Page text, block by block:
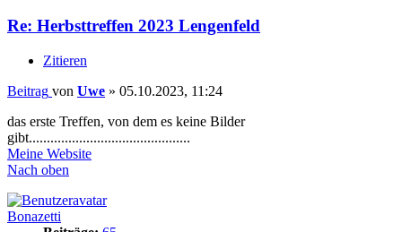
Re: Herbsttreffen 2023 Lengenfeld
Zitieren
Beitrag von Uwe » 05.10.2023, 11:24
das erste Treffen, von dem es keine Bilder
gibt.............................................
Meine Website
Nach oben
Bonazetti